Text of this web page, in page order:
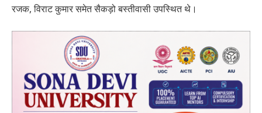
रजक, विराट कुमार समेत सैकड़ो बस्तीवासी उपस्थित थे।